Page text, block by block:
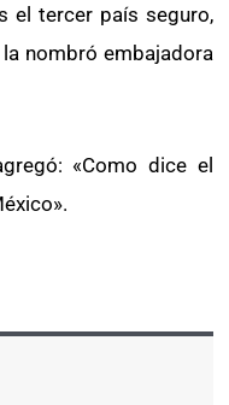
el tercer país seguro,
nombró embajadora
«Como dice el